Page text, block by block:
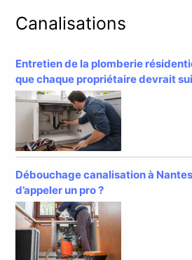
Canalisations
Entretien de la plomberie
que chaque propriétaire devrait
Débouchage canalisation à
d’appeler un pro ?